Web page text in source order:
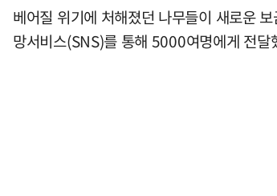
베어질 위기에 처해졌던 나무들이 새로운
망서비스(SNS)를 통해 5000여명에게 전달